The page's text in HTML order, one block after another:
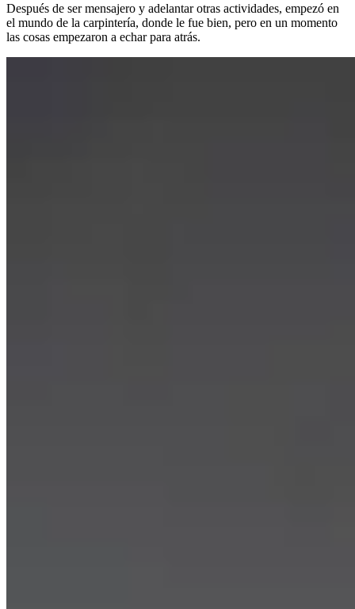
Después de ser mensajero y adelantar otras actividades, empezó en
el mundo de la carpintería, donde le fue bien, pero en un momento
las cosas empezaron a echar para atrás.